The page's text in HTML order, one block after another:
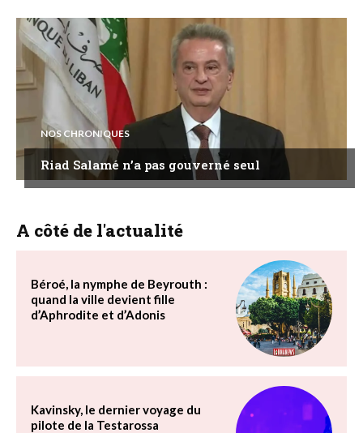
NOS CHRONIQUES
Riad Salamé n’a pas gouverné seul
A côté de l'actualité
Béroé, la nymphe de Beyrouth :
quand la ville devient fille
d’Aphrodite et d’Adonis
Kavinsky, le dernier voyage du
pilote de la Testarossa